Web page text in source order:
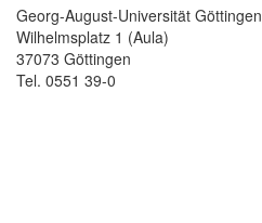
Georg-August-Universität Göttingen
Wilhelmsplatz 1 (Aula)
37073 Göttingen
Tel. 0551 39-0